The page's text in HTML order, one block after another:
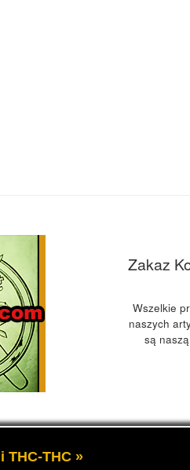
Zakaz
Wszelkie
naszych
są
czyli cannabis blog, kuchnia
THC-THC »